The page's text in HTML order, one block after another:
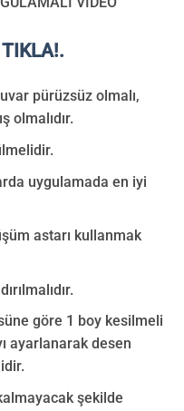
pürüzsüz olmalı,
olmalıdır.
uygulamada en iyi
astarı kullanmak
göre 1 boy kesilmeli
ayarlanarak desen
şekilde